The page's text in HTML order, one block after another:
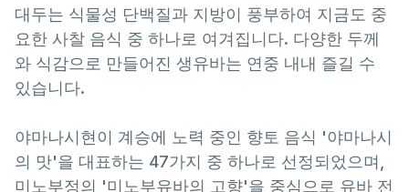
대두는 식물성 단백질과 지방이 풍부하여 지금도 중
요한 사찰 음식 중 하나로 여겨집니다. 다양한 두께
와 식감으로 만들어진 생유바는 연중 내내 즐길 수
있습니다.
야마나시현이 계승에 노력 중인 향토 음식 '야마나시
의 맛'을 대표하는 47가지 중 하나로 선정되었으며,
미노부정의 '미노부유바의 고향'을 중심으로 유바 전